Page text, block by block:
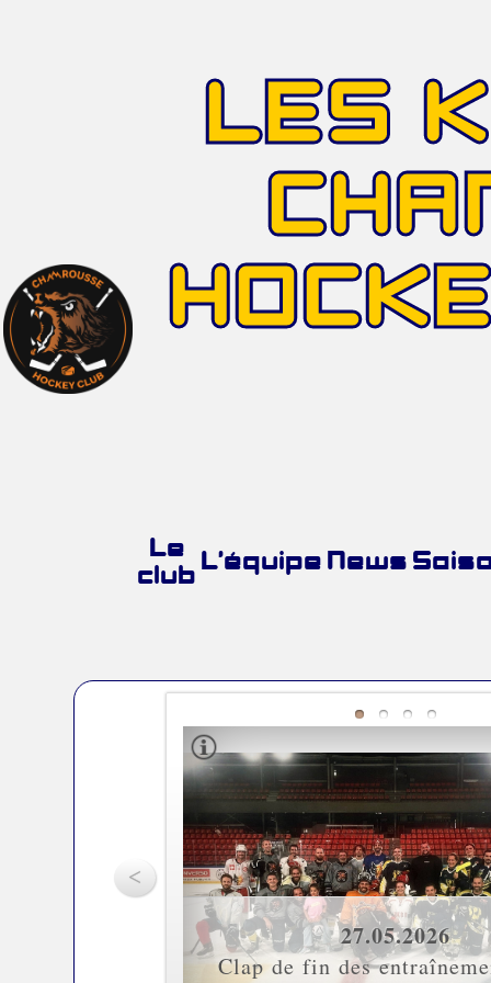
LES
Le
club
L’équipe News
<
27.05.2026
Clap de fin des
27.05.2026
Clap de fin des